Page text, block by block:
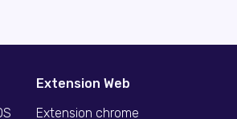
Extension Web
Extension chrome